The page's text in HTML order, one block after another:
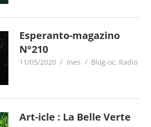
Esperanto-magazino
N°210
11/05/2020 Ines Blog-oc, Radio
Art-icle : La Belle Verte